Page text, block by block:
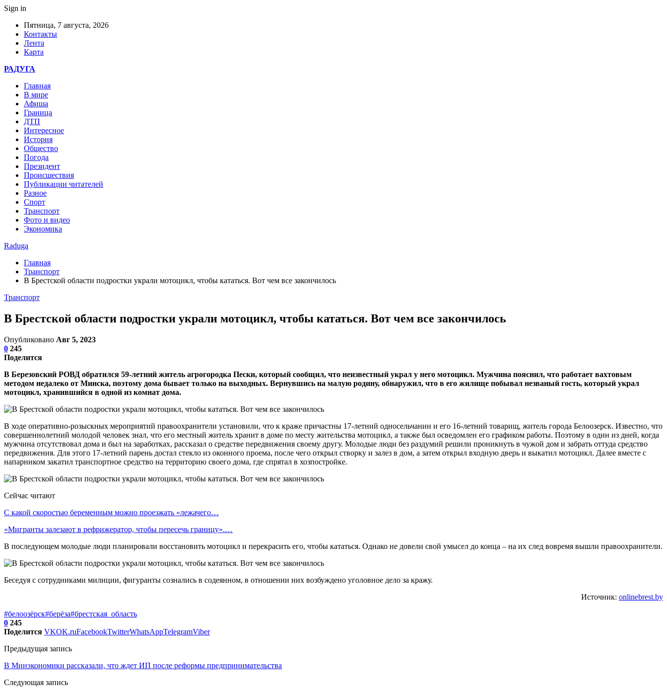
Sign in
Пятница, 7 августа, 2026
Контакты
Лента
Карта
РАДУГА
Главная
В мире
Афиша
Граница
ДТП
Интересное
История
Общество
Погода
Президент
Происшествия
Публикации читателей
Разное
Спорт
Транспорт
Фото и видео
Экономика
Raduga
Главная
Транспорт
В Брестской области подростки украли мотоцикл, чтобы кататься. Вот чем все закончилось
Транспорт
В Брестской области подростки украли мотоцикл, чтобы кататься. Вот чем все закончилось
Опубликовано Авг 5, 2023
0 245
Поделится
В Березовский РОВД обратился 59-летний житель агрогородка Пески, который сообщил, что неизвестный украл у него мотоцикл. Мужчина пояснил, что работает вахтовым
методом недалеко от Минска, поэтому дома бывает только на выходных. Вернувшись на малую родину, обнаружил, что в его жилище побывал незваный гость, который украл
мотоцикл, хранившийся в одной из комнат дома.
В ходе оперативно-розыскных мероприятий правоохранители установили, что к краже причастны 17-летний односельчанин и его 16-летний товарищ, житель города Белоозерск. Известно, что
совершеннолетний молодой человек знал, что его местный житель хранит в доме по месту жительства мотоцикл, а также был осведомлен его графиком работы. Поэтому в один из дней, когда
мужчина отсутствовал дома и был на заработках, рассказал о средстве передвижения своему другу. Молодые люди без раздумий решили проникнуть в чужой дом и забрать оттуда средство
передвижения. Для этого 17-летний парень достал стекло из оконного проема, после чего открыл створку и залез в дом, а затем открыл входную дверь и выкатил мотоцикл. Далее вместе с
напарником закатил транспортное средство на территорию своего дома, где спрятал в хозпостройке.
Сейчас читают
С какой скоростью беременным можно проезжать «лежачего…
«Мигранты залезают в рефрижератор, чтобы пересечь границу».…
В последующем молодые люди планировали восстановить мотоцикл и перекрасить его, чтобы кататься. Однако не довели свой умысел до конца – на их след вовремя вышли правоохранители.
Беседуя с сотрудниками милиции, фигуранты сознались в содеянном, в отношении них возбуждено уголовное дело за кражу.
Источник: onlinebrest.by
#белоозёрск#берёза#брестская_область
0 245
Поделится VKOK.ruFacebookTwitterWhatsAppTelegramViber
Предыдущая запись
В Минэкономики рассказали, что ждет ИП после реформы предпринимательства
Следующая запись